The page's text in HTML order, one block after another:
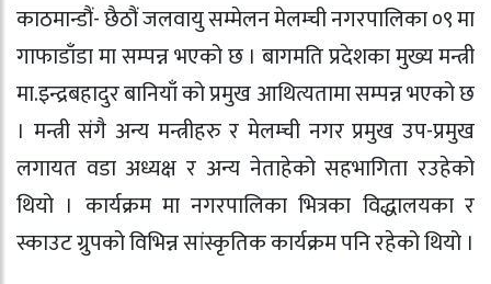
काठमान्डौं- छैठौं जलवायु सम्मेलन मेलम्ची नगरपालिका ०९ मा
गाफाडाँडा मा सम्पन्न भएको छ । बागमति प्रदेशका मुख्य मन्त्री
मा.इन्द्रबहादुर बानियाँ को प्रमुख आथित्यतामा सम्पन्न भएको छ
। मन्त्री संगै अन्य मन्त्रीहरु र मेलम्ची नगर प्रमुख उप-प्रमुख
लगायत वडा अध्यक्ष र अन्य नेताहेको सहभागिता रउहेको
थियो । कार्यक्रम मा नगरपालिका भित्रका विद्धालयका र
स्काउट ग्रुपको विभिन्न सांस्कृतिक कार्यक्रम पनि रहेको थियो ।